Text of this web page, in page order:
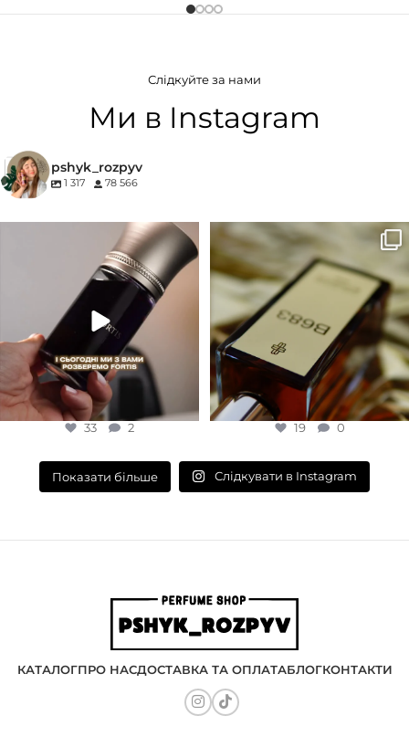
Слідкуйте за нами
Ми в Instagram
pshyk_rozpyv
1 317 78 566
Для замовлення переходьте на
сайт або в Instagram...
33 2
33 2
Marc-Antoine Barrois B683 - це
запах вечора в
19
19 0
Показати більше Слідкувати в Instagram
КАТАЛОГПРО НАСДОСТАВКА ТА ОПЛАТАБЛОГКОНТАКТИ